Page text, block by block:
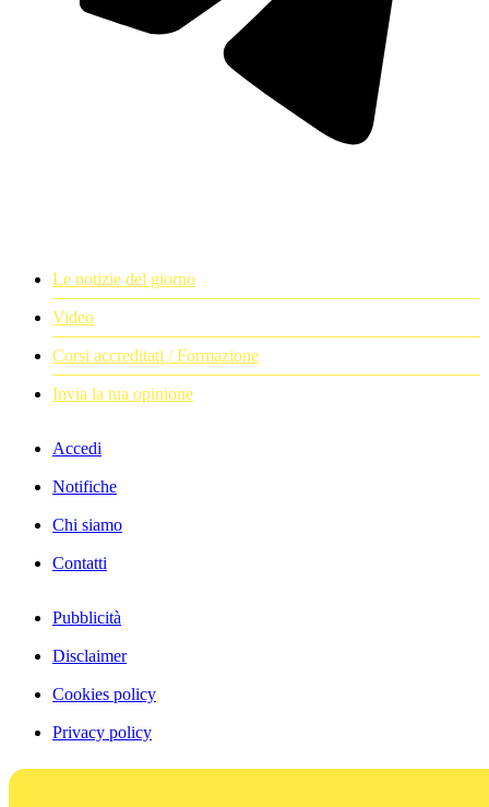
Le notizie del giorno
Video
Corsi accreditati / Formazione
Invia la tua opinione
Accedi
Notifiche
Chi siamo
Contatti
Pubblicità
Disclaimer
Cookies policy
Privacy policy